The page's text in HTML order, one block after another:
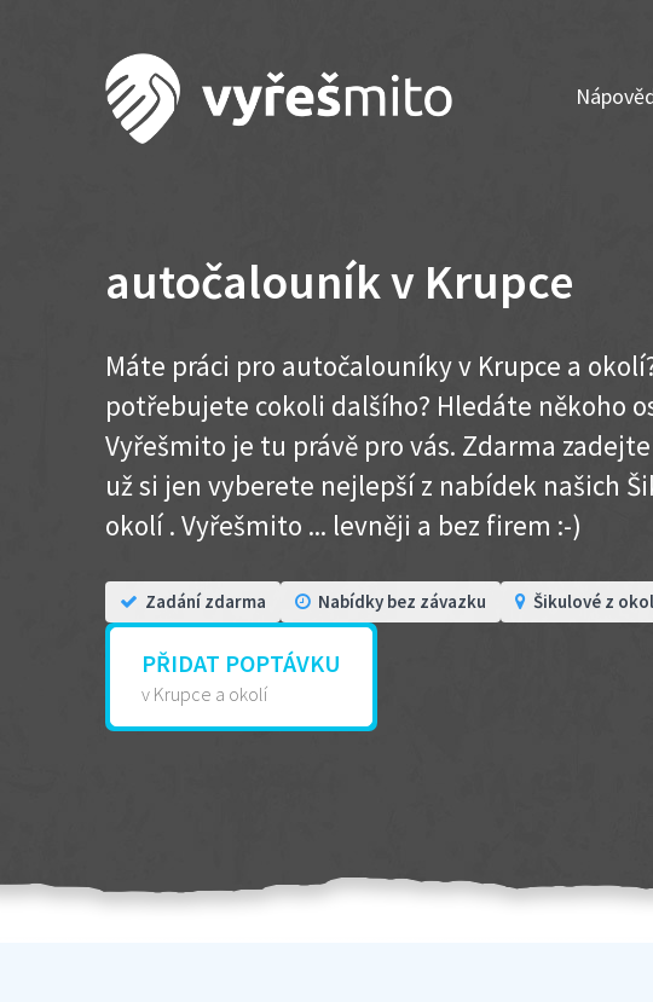
autočalouník v Krupce
Máte práci pro autočalouníky v Krupce a
potřebujete cokoli dalšího? Hledáte někoho
Vyřešmito je tu právě pro vás. Zdarma
už si jen vyberete nejlepší z nabídek našich
okolí . Vyřešmito ... levněji a bez firem :-)
Zadání zdarma Nabídky bez závazku Šikulové z
PŘIDAT POPTÁVKU
v Krupce a okolí